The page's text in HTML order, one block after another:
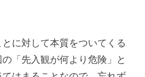
に対して本質をついてくる
「先入観が何より危険」と